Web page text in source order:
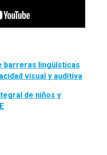
barreras lingüísticas
visual y auditiva
de niños y